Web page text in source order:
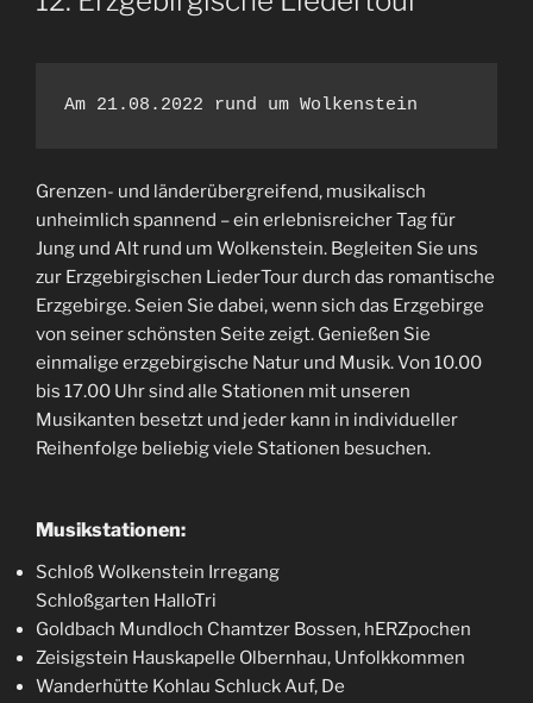
Am 21.08.2022 rund um Wolkenstein
Grenzen- und länderübergreifend, musikalisch
unheimlich spannend – ein erlebnisreicher Tag für
Jung und Alt rund um Wolkenstein. Begleiten Sie uns
zur Erzgebirgischen LiederTour durch das romantische
Erzgebirge. Seien Sie dabei, wenn sich das Erzgebirge
von seiner schönsten Seite zeigt. Genießen Sie
einmalige erzgebirgische Natur und Musik. Von 10.00
bis 17.00 Uhr sind alle Stationen mit unseren
Musikanten besetzt und jeder kann in individueller
Reihenfolge beliebig viele Stationen besuchen.
Musikstationen:
Schloß Wolkenstein Irregang
Schloßgarten HalloTri
Goldbach Mundloch Chamtzer Bossen, hERZpochen
Zeisigstein Hauskapelle Olbernhau, Unfolkkommen
Wanderhütte Kohlau Schluck Auf, De